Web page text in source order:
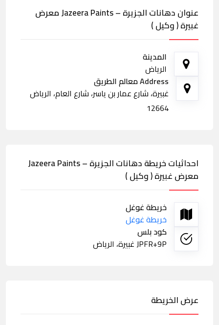
عنوان دهانات الجزيرة – Jazeera Paints معرض
غبيرة ( وكيل )
المدينة
الرياض
Address معالم الطريق
غبيرة، شارع عمار بن ياسر، شارع العام، الرياض
12664
احداثيات خريطة دهانات الجزيرة – Jazeera Paints
معرض غبيرة ( وكيل )
خريطة غوغل
خريطة غوغل
كود بلس
JPFR+9P غبيرة، الرياض
عرض الخريطة